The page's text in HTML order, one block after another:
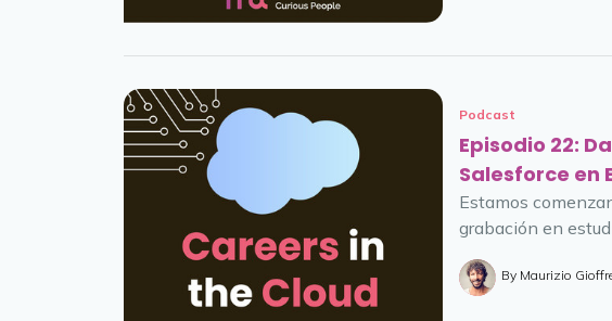
Podcast
Episodio 22:
Salesforce en
Estamos
grabación en
By Maurizio